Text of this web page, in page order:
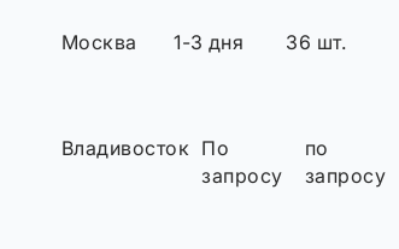
Москва 1-3 дня 36 шт.
Владивосток По
запросу
по
запросу